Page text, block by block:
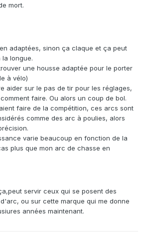
mort.
adaptées, sinon ça claque et ça peut
longue.
une housse adaptée pour le porter
à vélo)
aider sur le pas de tir pour les réglages,
faire. Ou alors un coup de bol.
faire de la compétition, ces arcs sont
comme des arc à poulies, alors
varie beaucoup en fonction de la
plus que mon arc de chasse en
servir ceux qui se posent des
ou sur cette marque qui me donne
années maintenant.